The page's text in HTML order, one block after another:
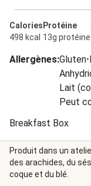
Calories
498 kcal
Protéine
13g protéine
Allergènes:Gluten•
Lait
Peut
Breakfast Box
Produit dans un
des arachides, du
coque et du blé.